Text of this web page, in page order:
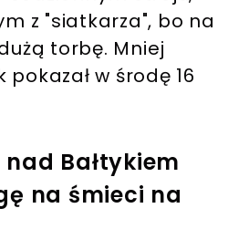
z "siatkarza", bo na
torbę. Mniej
pokazał w środę 16
Bałtykiem
na śmieci na